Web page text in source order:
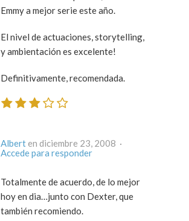
Emmy a mejor serie este año.
El nivel de actuaciones, storytelling,
y ambientación es excelente!
Definitivamente, recomendada.
Albert
en diciembre 23, 2008 ·
Accede para responder
Totalmente de acuerdo, de lo mejor
hoy en dia…junto con Dexter, que
también recomiendo.